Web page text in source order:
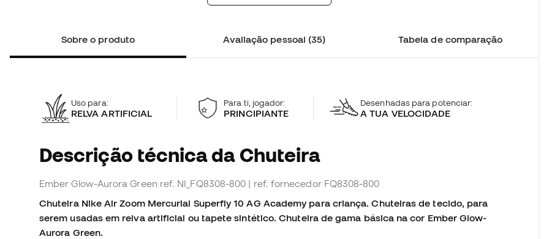
Sobre o produto Avaliação pessoal (35) Tabela de comparação
Uso para:
RELVA ARTIFICIAL
Para ti, jogador:
PRINCIPIANTE
Desenhadas para potenciar:
A TUA VELOCIDADE
Descrição técnica da Chuteira
Ember Glow-Aurora Green ref. NI_FQ8308-800 | ref. fornecedor FQ8308-800
Chuteira Nike Air Zoom Mercurial Superfly 10 AG Academy para criança. Chuteiras de tecido, para
serem usadas em relva artificial ou tapete sintético. Chuteira de gama básica na cor Ember Glow-
Aurora Green.